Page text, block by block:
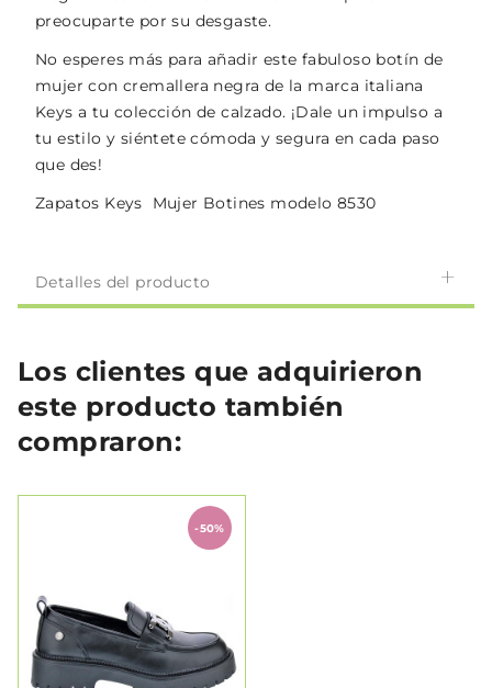
preocuparte por su desgaste.
No esperes más para añadir este fabuloso botín de
mujer con cremallera negra de la marca italiana
Keys a tu colección de calzado. ¡Dale un impulso a
tu estilo y siéntete cómoda y segura en cada paso
que des!
Zapatos Keys Mujer Botines modelo 8530
Detalles del producto
Los clientes que adquirieron
este producto también
compraron:
-50%